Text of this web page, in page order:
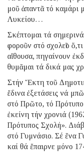
μοῦ ἀπαντᾶ τό καμάρι
Λυκείου…
Σκέπτομαι τά
φοροῦν στό σχολεῖο
αἴθουσα, πηγαίνουν
θυμᾶμαι τά δικά μας
Στήν Ἕκτη τοῦ
ἔδινα ἐξετάσεις νά
στό Πρῶτο, τό
ἐκείνη τήν χρονιά
Πρότυπος Σχολή».
στό Γυμνάσιο. Σέ ἕνα
καί θά ἔπαιρνε μόνο